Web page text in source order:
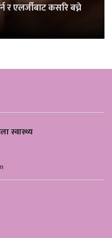
र एलर्जीबाट कसरि बच्ने
स्वास्थ्य